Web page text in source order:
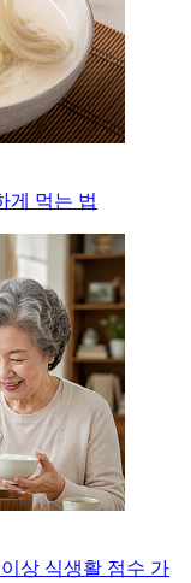
게 먹는 법
상 식생활 점수 가